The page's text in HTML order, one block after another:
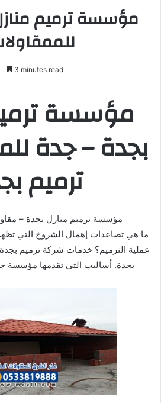
مؤسسة ترميم
3 minutes read
مؤسسة
بجدة – جدة
ترميم
مؤسسة ترميم منازل بجدة –
ما هي تصاعدات إهمال الشروخ التي
عملية الترميم؟ خدمات شركة ترميم
بجدة. أساليب التي تقدمها مؤسسة